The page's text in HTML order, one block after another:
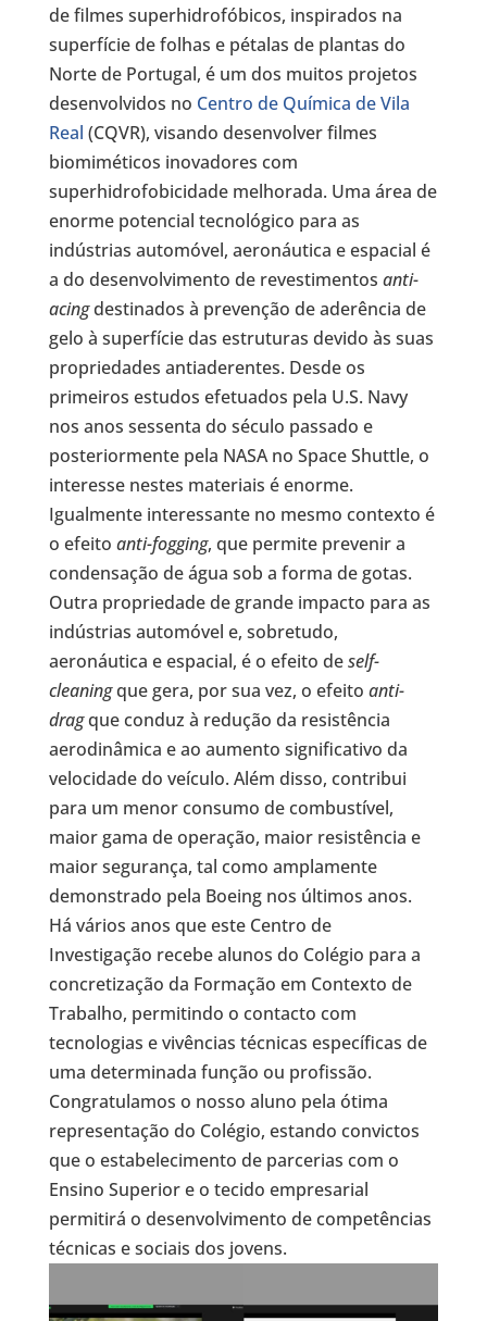
de filmes superhidrofóbicos, inspirados na
superfície de folhas e pétalas de plantas do
Norte de Portugal, é um dos muitos projetos
desenvolvidos no Centro de Química de Vila
Real (CQVR), visando desenvolver filmes
biomiméticos inovadores com
superhidrofobicidade melhorada. Uma área de
enorme potencial tecnológico para as
indústrias automóvel, aeronáutica e espacial é
a do desenvolvimento de revestimentos anti-
acingdestinados à prevenção de aderência de
gelo à superfície das estruturas devido às suas
propriedades antiaderentes. Desde os
primeiros estudos efetuados pela U.S. Navy
nos anos sessenta do século passado e
posteriormente pela NASA no Space Shuttle, o
interesse nestes materiais é enorme.
Igualmente interessante no mesmo contexto é
o efeito anti-fogging, que permite prevenir a
condensação de água sob a forma de gotas.
Outra propriedade de grande impacto para as
indústrias automóvel e, sobretudo,
aeronáutica e espacial, é o efeito deself-
cleaningque gera, por sua vez, o efeito anti-
dragque conduz à redução da resistência
aerodinâmica e ao aumento significativo da
velocidade do veículo. Além disso, contribui
para um menor consumo de combustível,
maior gama de operação, maior resistência e
maior segurança, tal como amplamente
demonstrado pela Boeing nos últimos anos.
Há vários anos que este Centro de
Investigação recebe alunos do Colégio para a
concretização da Formação em Contexto de
Trabalho, permitindo o contacto com
tecnologias e vivências técnicas específicas de
uma determinada função ou profissão.
Congratulamos o nosso aluno pela ótima
representação do Colégio, estando convictos
que o estabelecimento de parcerias com o
Ensino Superior e o tecido empresarial
permitirá o desenvolvimento de competências
técnicas e sociais dos jovens.